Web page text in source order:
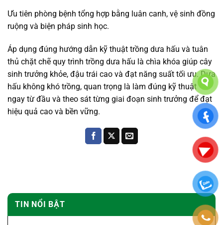
Ưu tiên phòng bệnh tổng hợp bằng luân canh, vệ sinh đồng
ruộng và biện pháp sinh học.
Áp dụng đúng hướng dẫn kỹ thuật trồng dưa hấu và tuân
thủ chặt chẽ quy trình trồng dưa hấu là chìa khóa giúp cây
sinh trưởng khỏe, đậu trái cao và đạt năng suất tối ưu. Dưa
hấu không khó trồng, quan trọng là làm đúng kỹ thuật
ngay từ đầu và theo sát từng giai đoạn sinh trưởng để đạt
hiệu quả cao và bền vững.
TIN NỔI BẬT